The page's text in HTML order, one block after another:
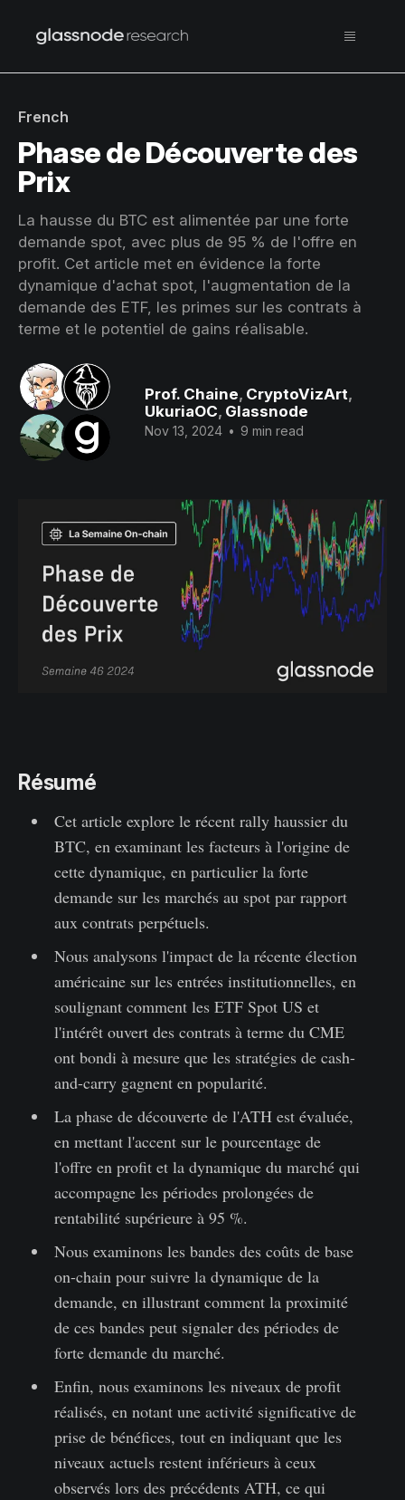
French
Phase de Découverte des
Prix
La hausse du BTC est alimentée par une forte
demande spot, avec plus de 95 % de l'offre en
profit. Cet article met en évidence la forte
dynamique d'achat spot, l'augmentation de la
demande des ETF, les primes sur les contrats à
terme et le potentiel de gains réalisable.
Prof. Chaine, CryptoVizArt,
UkuriaOC, Glassnode
Nov 13, 2024 • 9 min read
Résumé
Cet article explore le récent rally haussier du
BTC, en examinant les facteurs à l'origine de
cette dynamique, en particulier la forte
demande sur les marchés au spot par rapport
aux contrats perpétuels.
Nous analysons l'impact de la récente élection
américaine sur les entrées institutionnelles, en
soulignant comment les ETF Spot US et
l'intérêt ouvert des contrats à terme du CME
ont bondi à mesure que les stratégies de cash-
and-carry gagnent en popularité.
La phase de découverte de l'ATH est évaluée,
en mettant l'accent sur le pourcentage de
l'offre en profit et la dynamique du marché qui
accompagne les périodes prolongées de
rentabilité supérieure à 95 %.
Nous examinons les bandes des coûts de base
on-chain pour suivre la dynamique de la
demande, en illustrant comment la proximité
de ces bandes peut signaler des périodes de
forte demande du marché.
Enfin, nous examinons les niveaux de profit
réalisés, en notant une activité significative de
prise de bénéfices, tout en indiquant que les
niveaux actuels restent inférieurs à ceux
observés lors des précédents ATH, ce qui